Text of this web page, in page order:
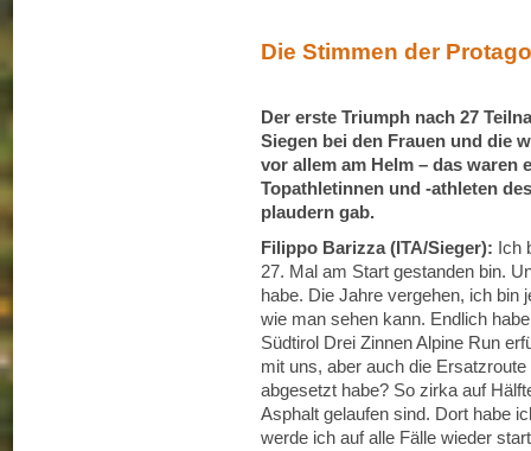
Die Stimmen der
Der erste Triumph nach 27
Siegen bei den Frauen und die
vor allem am Helm – das waren
Topathletinnen und -athleten
plaudern gab.
Filippo Barizza (ITA/Sieger): Ich
27. Mal am Start gestanden bin.
habe. Die Jahre vergehen, ich bin
wie man sehen kann. Endlich
Südtirol Drei Zinnen Alpine Run
mit uns, aber auch die
abgesetzt habe? So zirka auf
Asphalt gelaufen sind. Dort habe
werde ich auf alle Fälle wieder